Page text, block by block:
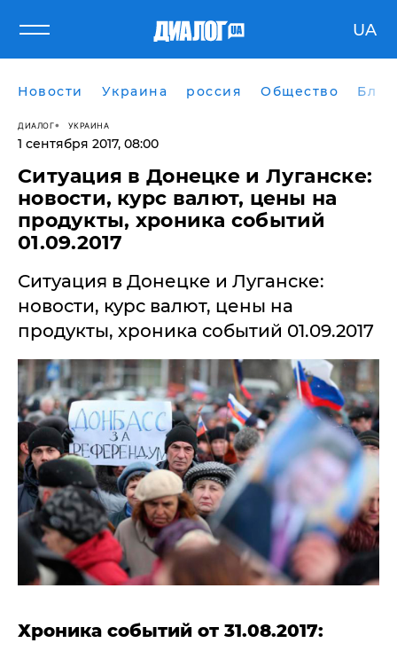
UA
Новости Украина россия Общество
ДИАЛОГ УКРАИНА
1 сентября 2017, 08:00
Ситуация в Донецке и Луганске:
новости, курс валют, цены на
продукты, хроника событий
01.09.2017
Ситуация в Донецке и Луганске:
новости, курс валют, цены на
продукты, хроника событий 01.09.2017
Хроника событий от 31.08.2017: